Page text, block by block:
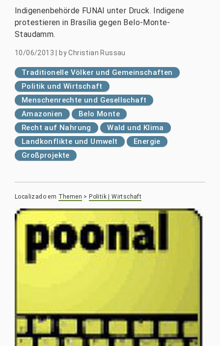
Indigenenbehörde FUNAI unter Druck. Indigene
protestieren in Brasília gegen Belo-Monte-
Staudamm.
10/06/2013 byChristian Russau
Traditionelle Völker und Gemeinschaften
Politik und Wirtschaft
Menschenrechte und Gesellschaft
Amazonien
Belo Monte
Recht auf Nahrung
Wald und Klima
Landkonflikte und Umwelt
Energie
Großprojekte
Localizado em Themen > Politik | Wirtschaft